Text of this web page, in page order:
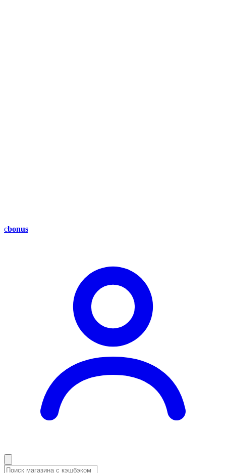
cbonus